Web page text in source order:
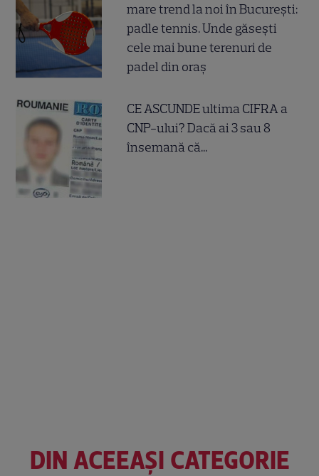
mare trend la noi în București:
padle tennis. Unde găsești
cele mai bune terenuri de
padel din oraș
CE ASCUNDE ultima CIFRA a
CNP-ului? Dacă ai 3 sau 8
însemană că...
DIN ACEEAȘI CATEGORIE